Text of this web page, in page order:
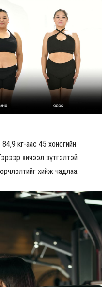
кг-аас 45 хоногийн
хичээл зүтгэлтэй
хийж чадлаа.